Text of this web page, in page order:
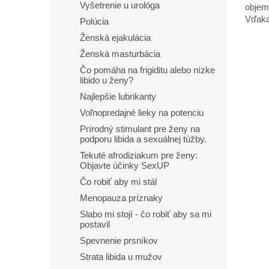
Vyšetrenie u urológa
Polúcia
Ženská ejakulácia
Ženská masturbácia
Čo pomáha na frigiditu alebo nízke
libido u ženy?
Najlepšie lubrikanty
Voľnopredajné lieky na potenciu
Prírodný stimulant pre ženy na
podporu libida a sexuálnej túžby.
Tekuté afrodiziakum pre ženy:
Objavte účinky SexUP
Čo robiť aby mi stál
Menopauza príznaky
Slabo mi stojí - čo robiť aby sa mi
postavil
Spevnenie prsníkov
Strata libida u mužov